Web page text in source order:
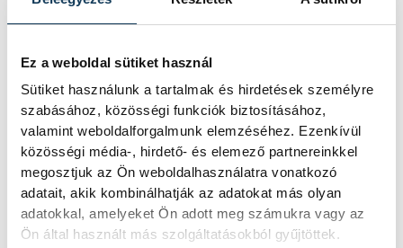
Ez a weboldal sütiket használ
Sütiket használunk a tartalmak és hirdetések személyre
szabásához, közösségi funkciók biztosításához,
valamint weboldalforgalmunk elemzéséhez. Ezenkívül
közösségi média-, hirdető- és elemező partnereinkkel
megosztjuk az Ön weboldalhasználatra vonatkozó
adatait, akik kombinálhatják az adatokat más olyan
adatokkal, amelyeket Ön adott meg számukra vagy az
Ön által használt más szolgáltatásokból gyűjtöttek.
alacsony Dunából
A folyó rekordalacsony vízállása miatt
egy csaknem komplett, II.
világháborús német DKW NZ 350-1
motorkerékpárbukkant elő a
Batthyány téri rakpart sziklái alól,
máshol pedig egy közel féltonnás brit
akna került elő.